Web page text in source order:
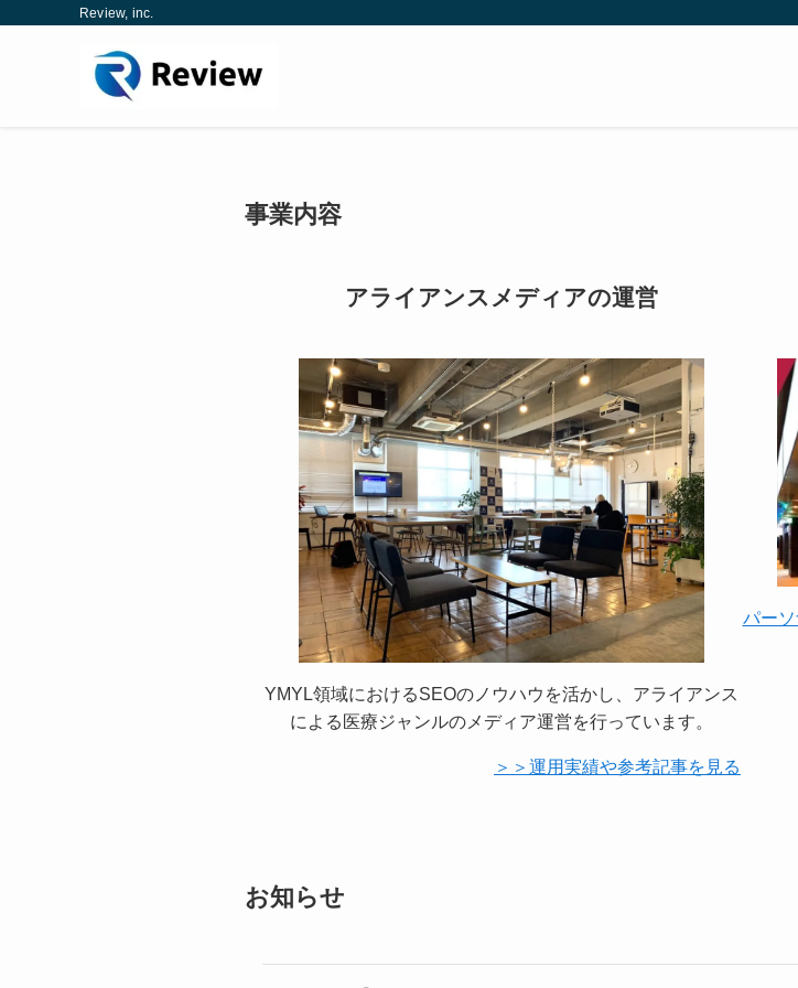
Review, inc.
事業内容
アライアンスメディアの運営
YMYL領域におけるSEOのノウハウを活かし、アライアンス
による医療ジャンルのメディア運営を行っています。
＞＞運用実績や参考記事を見る
パー
お知らせ